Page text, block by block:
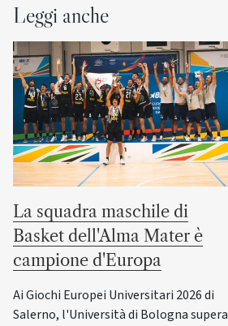
Leggi anche
La squadra maschile di
Basket dell'Alma Mater è
campione d'Europa
Ai Giochi Europei Universitari 2026 di
Salerno, l'Università di Bologna supera